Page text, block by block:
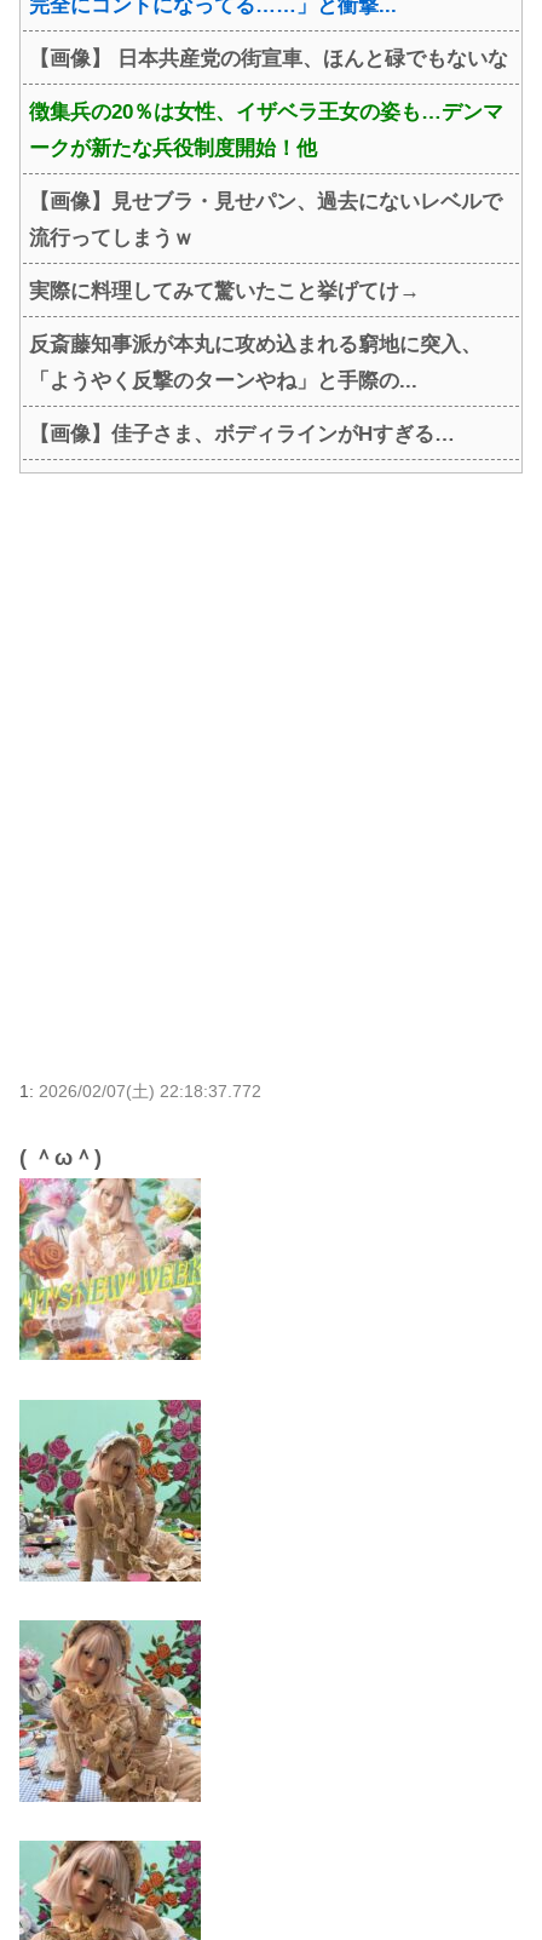
完全にコントになってる……」と衝撃...
【画像】 日本共産党の街宣車、ほんと碌でもないな
徴集兵の20％は女性、イザベラ王女の姿も…デンマ
ークが新たな兵役制度開始！他
【画像】見せブラ・見せパン、過去にないレベルで
流行ってしまうｗ
実際に料理してみて驚いたこと挙げてけ→
反斎藤知事派が本丸に攻め込まれる窮地に突入、
「ようやく反撃のターンやね」と手際の...
【画像】佳子さま、ボディラインがHすぎる…
1: 2026/02/07(土) 22:18:37.772
( ＾ω＾)